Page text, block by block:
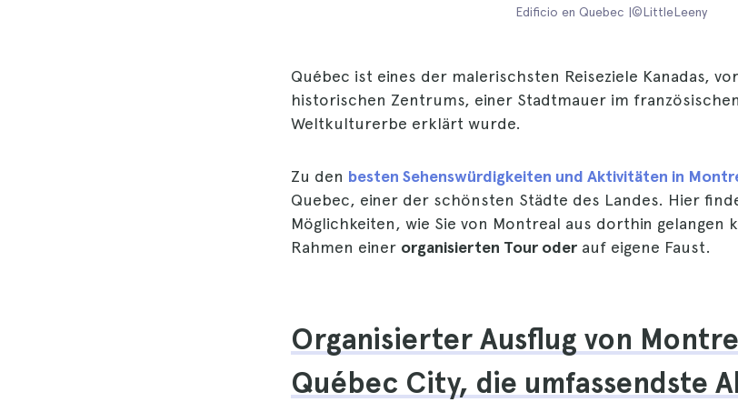
Edificio en Quebec |©LittleLeeny
Québec ist eines der malerischsten Reiseziele Kanadas,
historischen Zentrums, einer Stadtmauer im
Weltkulturerbe erklärt wurde.
Zu den besten Sehenswürdigkeiten und Aktivitäten in
Quebec, einer der schönsten Städte des Landes. Hier
Möglichkeiten, wie Sie von Montreal aus dorthin gelangen
Rahmen einer organisierten Tour oder auf eigene Faust.
Organisierter Ausflug von
Québec City, die umfassendste